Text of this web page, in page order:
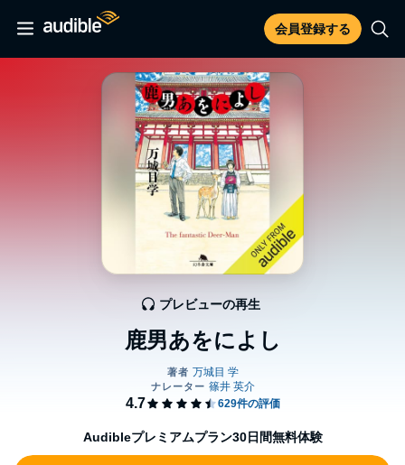
会員登録する
鹿男あをによし
プレビューの再生
Audibleプレミアムプラン30日間無料体験